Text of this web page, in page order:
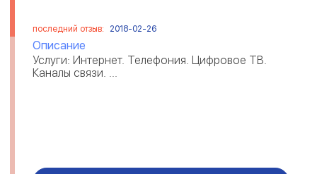
последний отзыв: 2018-02-26
Описание
Услуги: Интернет. Телефония. Цифровое ТВ.
Каналы связи. ...